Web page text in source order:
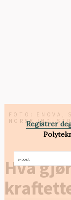
Registrer
post(Påkrevd)
FOTO: ENOVA,
NORSK
Hva